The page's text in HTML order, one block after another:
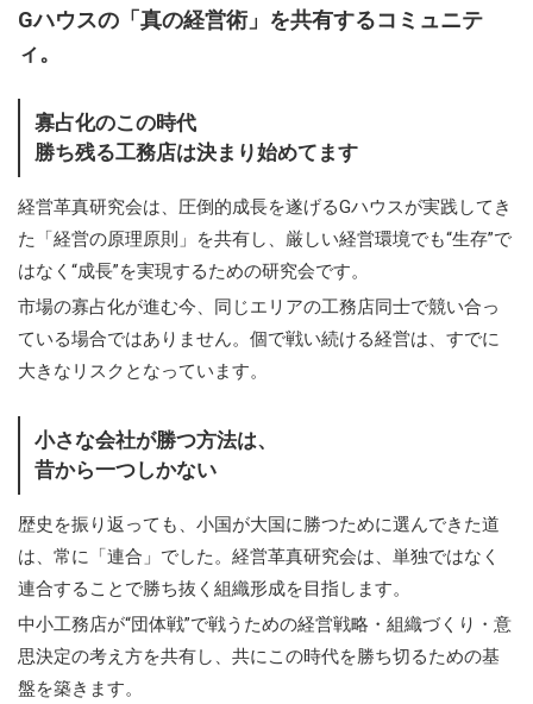
Gハウスの「真の経営術」を共有するコミュニテ
ィ。
寡占化のこの時代
勝ち残る工務店は決まり始めてます
経営革真研究会は、圧倒的成長を遂げるGハウスが実践してき
た「経営の原理原則」を共有し、厳しい経営環境でも“生存”で
はなく“成長”を実現するための研究会です。
市場の寡占化が進む今、同じエリアの工務店同士で競い合っ
ている場合ではありません。個で戦い続ける経営は、すでに
大きなリスクとなっています。
小さな会社が勝つ方法は、
昔から一つしかない
歴史を振り返っても、小国が大国に勝つために選んできた道
は、常に「連合」でした。経営革真研究会は、単独ではなく
連合することで勝ち抜く組織形成を目指します。
中小工務店が“団体戦”で戦うための経営戦略・組織づくり・意
思決定の考え方を共有し、共にこの時代を勝ち切るための基
盤を築きます。